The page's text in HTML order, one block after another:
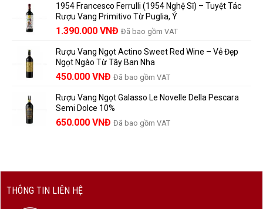
vang
nên
biết
Thành
là:
495.000 VNĐ.
tại
là:
450.000 VNĐ.
1954 Francesco Ferrulli (1954 Nghệ Sĩ) – Tuyệt Tác
Rượu Vang Primitivo Từ Puglia, Ý
Giá
là:
1.529.000 VNĐ.
1.390.000 VNĐ Giá
tại
là:
1.390.000 VNĐ.
Đã bao gồm VAT
Rượu Vang Ngọt Actino Sweet Red Wine – Vẻ Đẹp
Ngọt Ngào Từ Tây Ban Nha
450.000 VNĐ Đã bao gồm VAT
Rượu Vang Ngọt Galasso Le Novelle Della Pescara
Semi Dolce 10%
650.000 VNĐ Đã bao gồm VAT
THÔNG TIN LIÊN HỆ